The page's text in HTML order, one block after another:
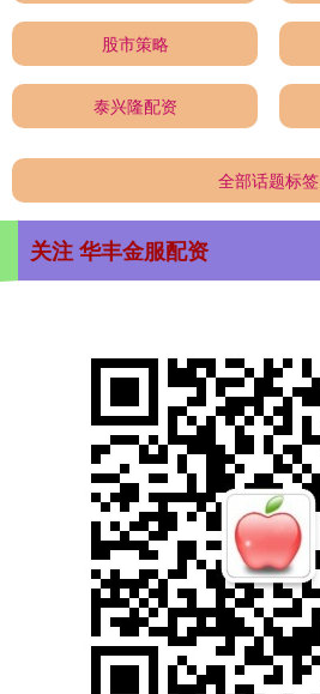
股市策略
泰兴隆配资
全部话题标签
关注 华丰金服配资